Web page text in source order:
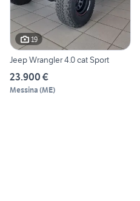
19
Jeep Wrangler 4.0 cat Sport
23.900 €
Messina (ME)